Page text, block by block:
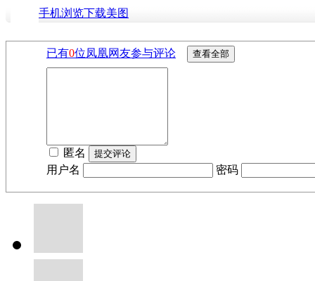
手机浏览下载美图
已有0位凤凰网友参与评论
匿名
用户名
密码